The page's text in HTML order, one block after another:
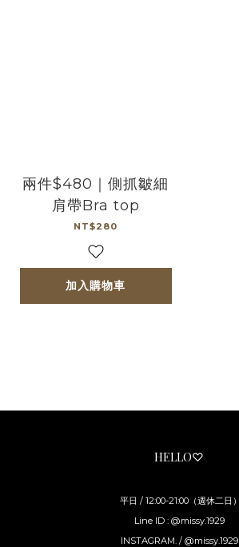
兩件$480｜側抓皺細
肩帶Bra top
NT$280
加入購物車
HELLO♡
平日 / 12:00-21:00（週休二日）
Line ID : @missy.1929
INSTAGRAM. / @missy.1929